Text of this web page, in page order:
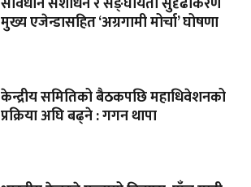
मुख्य एजेन्डासहित ‘अग्रगामी मोर्चा’ घोषणा
केन्द्रीय समितिको बैठकपछि महाधिवेशनको
प्रक्रिया अघि बढ्ने : गगन थापा